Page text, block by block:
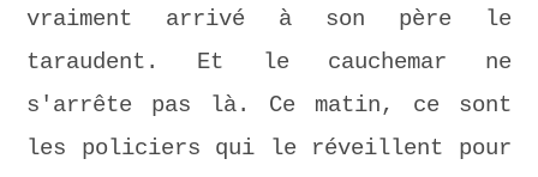
vraiment arrivé à son père le
taraudent. Et le cauchemar ne
s'arrête pas là. Ce matin, ce sont
les policiers qui le réveillent pour